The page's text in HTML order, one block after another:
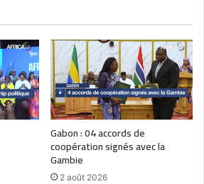
Gabon : 04 accords de
coopération signés avec la
Gambie
2 août 2026